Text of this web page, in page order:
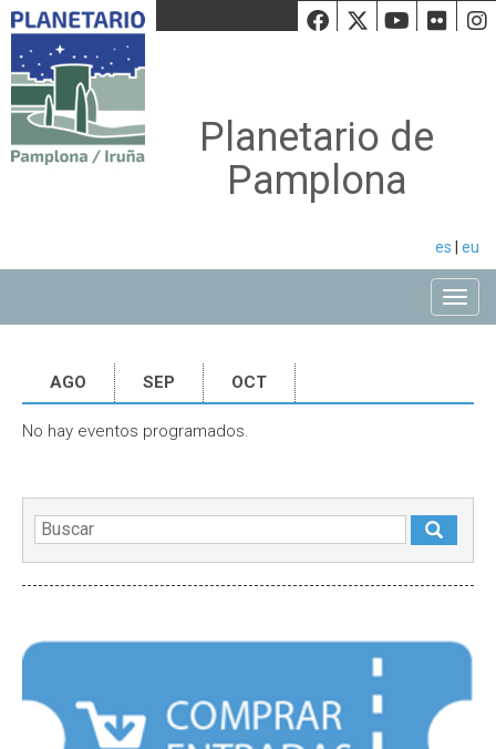
Facebook
Twiiter
Planetario de
Pamplona
es eu
AGO SEP OCT
No hay eventos programados.